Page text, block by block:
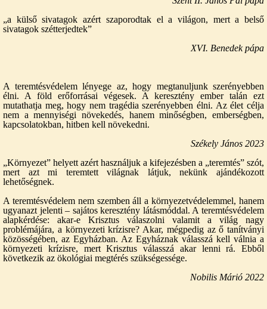
„a külső sivatagok azért szaporodtak el a világon, mert a belső
sivatagok szétterjedtek”
XVI. Benedek pápa
A teremtésvédelem lényege az, hogy megtanuljunk szerényebben
élni. A föld erőforrásai végesek. A keresztény ember talán ezt
mutathatja meg, hogy nem tragédia szerényebben élni. Az élet célja
nem a mennyiségi növekedés, hanem minőségben, emberségben,
kapcsolatokban, hitben kell növekedni.
Székely János 2023
„Környezet” helyett azért használjuk a kifejezésben a „teremtés” szót,
mert azt mi teremtett világnak látjuk, nekünk ajándékozott
lehetőségnek.
A teremtésvédelem nem szemben áll a környezetvédelemmel, hanem
ugyanazt jelenti – sajátos keresztény látásmóddal. A teremtésvédelem
alapkérdése: akar-e Krisztus válaszolni valamit a világ nagy
problémájára, a környezeti krízisre? Akar, mégpedig az ő tanítványi
közösségében, az Egyházban. Az Egyháznak válasszá kell válnia a
környezeti krízisre, mert Krisztus válasszá akar lenni rá. Ebből
következik az ökológiai megtérés szükségessége.
Nobilis Márió 2022